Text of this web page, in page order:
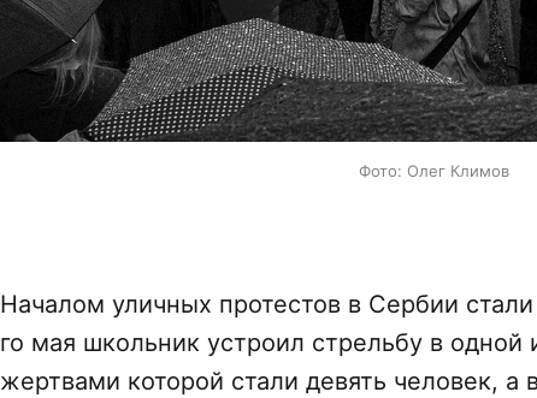
Фото: Олег Климов
Началом уличных протестов в Сербии
го мая школьник устроил стрельбу в одной
жертвами которой стали девять человек, а